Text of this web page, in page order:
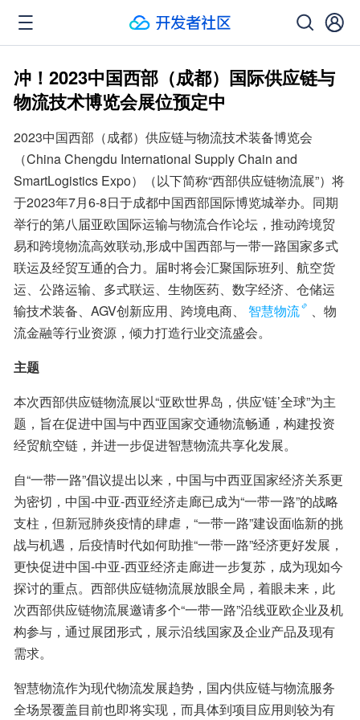
冲！2023中国西部（成都）国际供应链与
物流技术博览会展位预定中
2023中国西部（成都）供应链与物流技术装备博览会
（China Chengdu International Supply Chain and
SmartLogistics Expo）（以下简称“西部供应链物流展”）将
于2023年7月6-8日于成都中国西部国际博览城举办。同期
举行的第八届亚欧国际运输与物流合作论坛，推动跨境贸
易和跨境物流高效联动,形成中国西部与一带一路国家多式
联运及经贸互通的合力。届时将会汇聚国际班列、航空货
运、公路运输、多式联运、生物医药、数字经济、仓储运
输技术装备、AGV创新应用、跨境电商、
智慧物流
、物
流金融等行业资源，倾力打造行业交流盛会。
主题
本次西部供应链物流展以“亚欧世界岛，供应'链’全球”为主
题，旨在促进中国与中西亚国家交通物流畅通，构建投资
经贸航空链，并进一步促进智慧物流共享化发展。
自“一带一路”倡议提出以来，中国与中西亚国家经济关系更
为密切，中国-中亚-西亚经济走廊已成为“一带一路”的战略
支柱，但新冠肺炎疫情的肆虐，“一带一路”建设面临新的挑
战与机遇，后疫情时代如何助推“一带一路”经济更好发展，
更快促进中国-中亚-西亚经济走廊进一步复苏，成为现如今
探讨的重点。西部供应链物流展放眼全局，着眼未来，此
次西部供应链物流展邀请多个“一带一路”沿线亚欧企业及机
构参与，通过展团形式，展示沿线国家及企业产品及现有
需求。
智慧物流作为现代物流发展趋势，国内供应链与物流服务
全场景覆盖目前也即将实现，而具体到项目应用则较为有